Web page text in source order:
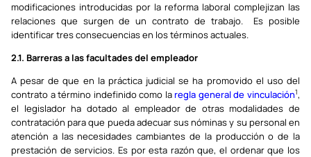
modificaciones introducidas por la reforma laboral complejizan las
relaciones que surgen de un contrato de trabajo. Es posible
identificar tres consecuencias en los términos actuales.
2.1. Barreras a las facultades del empleador
A pesar de que en la práctica judicial se ha promovido el uso del
contrato a término indefinido como laregla general de vinculación1,
el legislador ha dotado al empleador de otras modalidades de
contratación para que pueda adecuar sus nóminas y su personal en
atención a las necesidades cambiantes de la producción o de la
prestación de servicios. Es por esta razón que, el ordenar que los